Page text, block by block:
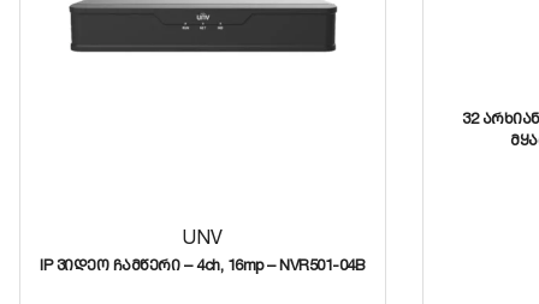
კომპრესიის ფორმატი:
შეცვალეთ თქვენი ძველი ჩამწერი ან ააწყვეთ ახალი
UNV
IP ვიდეო ჩამწერი – 4ch, 16mp – NVR501-04B
32